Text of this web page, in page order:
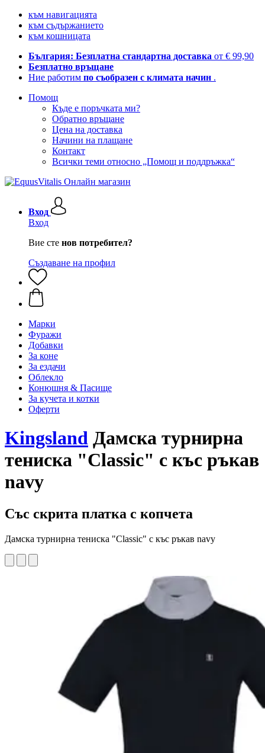
към навигацията
към съдържанието
към кошницата
България: Безплатна стандартна доставка от € 99,90
Безплатно връщане
Ние работим по съобразен с климата начин .
Помощ
Къде е поръчката ми?
Обратно връщане
Цена на доставка
Начини на плащане
Контакт
Всички теми относно „Помощ и поддръжка“
Вход
Вход
Вие сте нов потребител?
Създаване на профил
Марки
Фуражи
Добавки
За коне
За ездачи
Облекло
Конюшня & Пасище
За кучета и котки
Оферти
Kingsland Дамска турнирна
тениска "Classic" с къс ръкав
navy
Със скрита платка с копчета
Дамска турнирна тениска "Classic" с къс ръкав navy